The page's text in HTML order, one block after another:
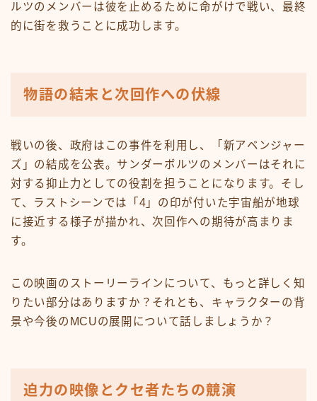
ルツのメンバーは彼を止めるために命がけで戦い、最終
的に街を救うことに成功します。
物語の結末と次回作への伏線
戦いの後、政府はこの事件を利用し、「新アベンジャー
ズ」の結成を公表。サンダーボルツのメンバーはそれに
対する抑止力としての役割を担うことになります。そし
て、ラストシーンでは「4」の印が付いた宇宙船が地球
に接近する様子が描かれ、次回作への期待が高まりま
す。
この映画のストーリーラインについて、もっと詳しく知
りたい部分はありますか？それとも、キャラクターの背
景や今後のMCUの展開について話しましょうか？
迫力の映像とクセ者たちの競演